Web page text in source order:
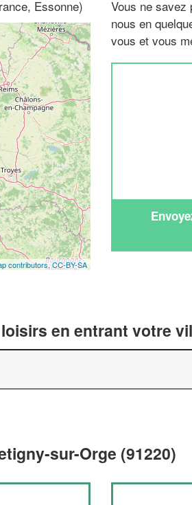
Essonne)
contributors,CC-BY-SA
Vous ne savez
nous en
vous et vous
en entrant votre
sur-Orge (91220)